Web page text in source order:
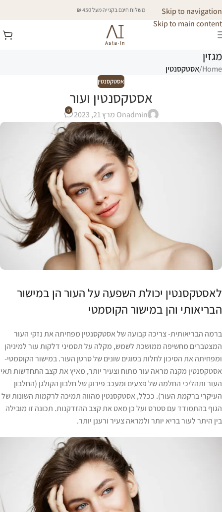
Skip to navigation
Skip to main content
משלוח חינם בקנייה מעל 450 ₪
מגזין
Home
/אסטקסנטין
אסטקסנטין
אסטקסנטין ועור
adminOn מרץ 21, 2023 0
לאסטקסנטין יכולת השפעה על העור הן במישור
הבריאותי והן במישור הקוסמטי
ברמה הבריאותית- צריכה קבועה של אסטקסנטין מפחיתה את נזקי העור
המצטברים מחשיפה ממושכת לשמש, מקלה על תסמיני דלקות עור למיניהן
ומפחיתה את הסיכון לחלות בסוגים שונים של סרטן העור. במישור הקוסמטי-
אסטקסנטין מקנה מראה עור מתוח וצעיר יותר, מאיץ את קצב התחדשות תאי
העור ותהליכי החלמה של פצעים ומעכב פירוק של חלבון הקולגן (החלבון
העיקרי ברקמת העור). ככלל, אסטקסנטין מהווה תמיכה לרקמות השונות של
הגוף בהתמודד עם סטרס ועל כן מאט את קצב ההזדקנות. תכונה זו מובילה
בין היתר לעור בריא יותר ולמראה צעיר ורענן יותר.